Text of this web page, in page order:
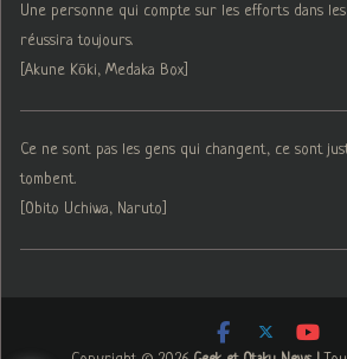
Une personne qui compte sur les efforts dans
réussira toujours.
[Akune Kōki, Medaka Box]
Ce ne sont pas les gens qui changent, ce sont
tombent.
[Obito Uchiwa, Naruto]